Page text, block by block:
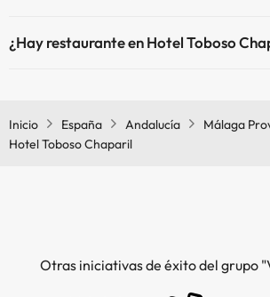
comunes.
¿Hay restaurante en Hotel Toboso
Inicio España Andalucía Málaga
Hotel Toboso Chaparil
Otras iniciativas de éxito del grupo